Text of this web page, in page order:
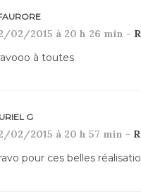
02/2015 à 20 h 26 min -
à toutes
G
02/2015 à 20 h 57 min -
pour ces belles